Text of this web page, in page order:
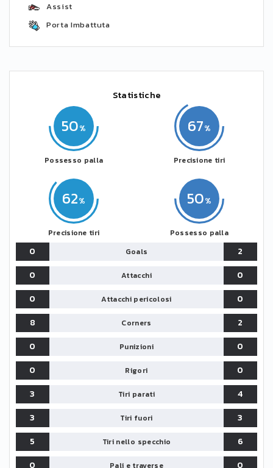
Assist
Porta Imbattuta
Statistiche
50
Possesso palla
62
Precisione tiri
50
Possesso palla
67
Precisione tiri
0 Goals
2
0
Attacchi
0
0
Attacchi pericolosi
0
8
Corners
2
0
Punizioni
0
0
Rigori
0
3
Tiri parati
4
3
Tiri fuori
3
5
Tiri nello specchio
6
0
Pali e traverse 0